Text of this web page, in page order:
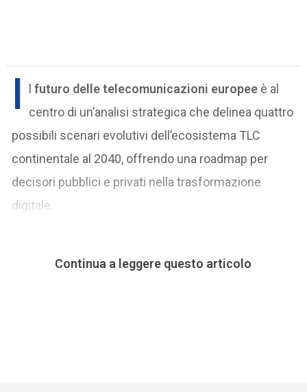
I lfuturo delle telecomunicazioni europee è al
centro di un’analisi strategica che delinea quattro
possibili scenari evolutivi dell’ecosistema TLC
continentale al 2040, offrendo una roadmap per
decisori pubblici e privati nella trasformazione
digitale.
Continua a leggere questo articolo